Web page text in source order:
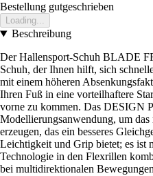
Bestellung gutgeschrieben
Loading...
Beschreibung
Der Hallensport-Schuh BLADE
Schuh, der Ihnen hilft, sich
mit einem höheren
Ihren Fuß in eine vorteilhaftere
vorne zu kommen. Das DESIGN
Modellierungsanwendung, um das
erzeugen, das ein besseres
Leichtigkeit und Grip bietet; es
Technologie in den Flexrillen
bei multidirektionalen